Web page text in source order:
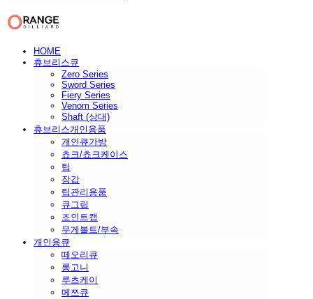
HOME
휴브리스큐
Zero Series
Sword Series
Fiery Series
Venom Series
Shaft (상대)
휴브리스개인용품
개인큐가방
쵸크/쵸크케이스
팁
장갑
팁관리용품
큐그립
조인트캡
무게볼트/부속
개인용큐
떼오리큐
롱고니
루츠케이
메쯔큐